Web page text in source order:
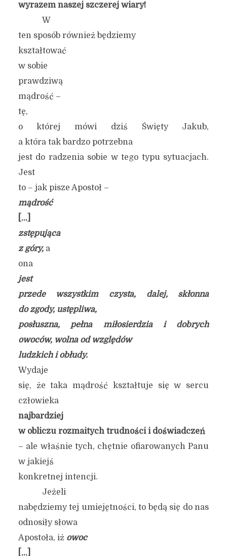
wyrazem naszej szczerej wiary!
W
ten sposób również będziemy
kształtować
w sobie
prawdziwą
mądrość –
tę,
o której mówi dziś Święty Jakub,
a która tak bardzo potrzebna
jest do radzenia sobie w tego typu sytuacjach.
Jest
to – jak pisze Apostoł –
mądrość
[…]
zstępująca
z góry, a
ona
jest
przede wszystkim czysta, dalej, skłonna
do zgody, ustępliwa,
posłuszna, pełna miłosierdzia i dobrych
owoców, wolna od względów
ludzkich i obłudy.
Wydaje
się, że taka mądrość kształtuje się w sercu
człowieka
najbardziej
w obliczu rozmaitych trudności i doświadczeń
– ale właśnie tych, chętnie ofiarowanych Panu
w jakiejś
konkretnej intencji.
Jeżeli
nabędziemy tej umiejętności, to będą się do nas
odnosiły słowa
Apostoła, iż owoc
[…]